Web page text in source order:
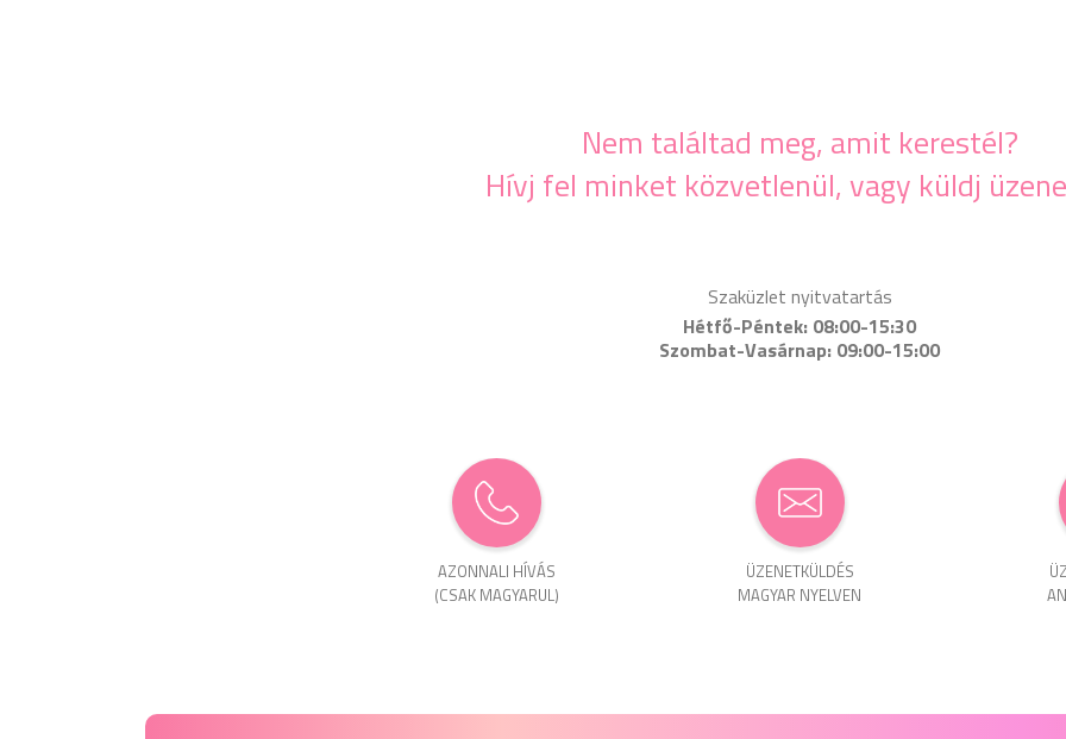
Nem találtad meg, amit kerestél?
Hívj fel minket közvetlenül, vagy küldj
Szaküzlet nyitvatartás
Hétfő-Péntek: 08:00-15:30
Szombat-Vasárnap: 09:00-15:00
AZONNALI HÍVÁS
(CSAK MAGYARUL)
ÜZENET­KÜLDÉS
MAGYAR NYELVEN